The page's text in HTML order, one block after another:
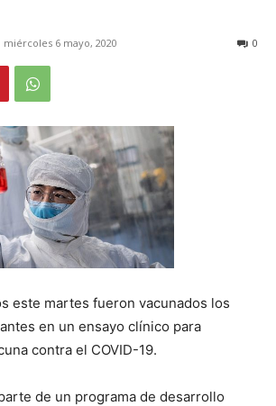
miércoles 6 mayo, 2020 0
este martes fueron vacunados los
en un ensayo clínico para
contra el COVID-19.
de un programa de desarrollo